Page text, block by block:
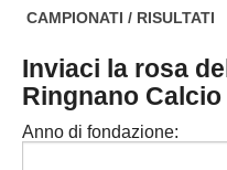
AREZZO
FIRENZE
GROSSETO
LIVORNO
NOTIZIE:
Societa' professionistiche
Le iniziative di TOSCANA
Beach soccer
CAMPIONATI / RISULTATI
Campionati :
NAZIONALI
Inviaci la rosa
Ringnano
Anno di fondazione: